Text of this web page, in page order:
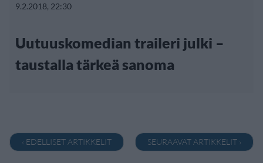
9.2.2018, 22:30
Uutuuskomedian traileri julki –
taustalla tärkeä sanoma
‹ EDELLISET ARTIKKELIT SEURAAVAT ARTIKKELIT ›